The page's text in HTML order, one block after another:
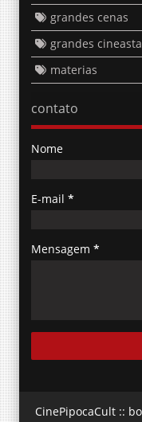
grandes cenas
grandes
materias
contato
Nome
E-mail *
Mensagem *
CinePipocaCult ::